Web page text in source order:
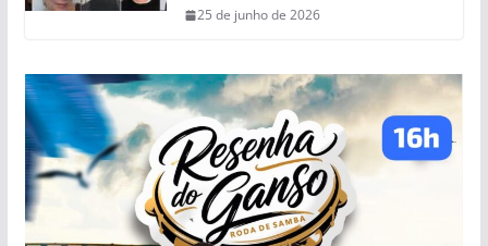
25 de junho de 2026